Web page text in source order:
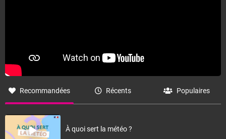
Recommandées Récents Populaires
À quoi sert la météo ?